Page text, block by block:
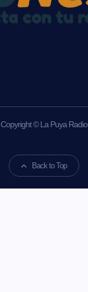
Copyright © La Puya Radio
Back to Top